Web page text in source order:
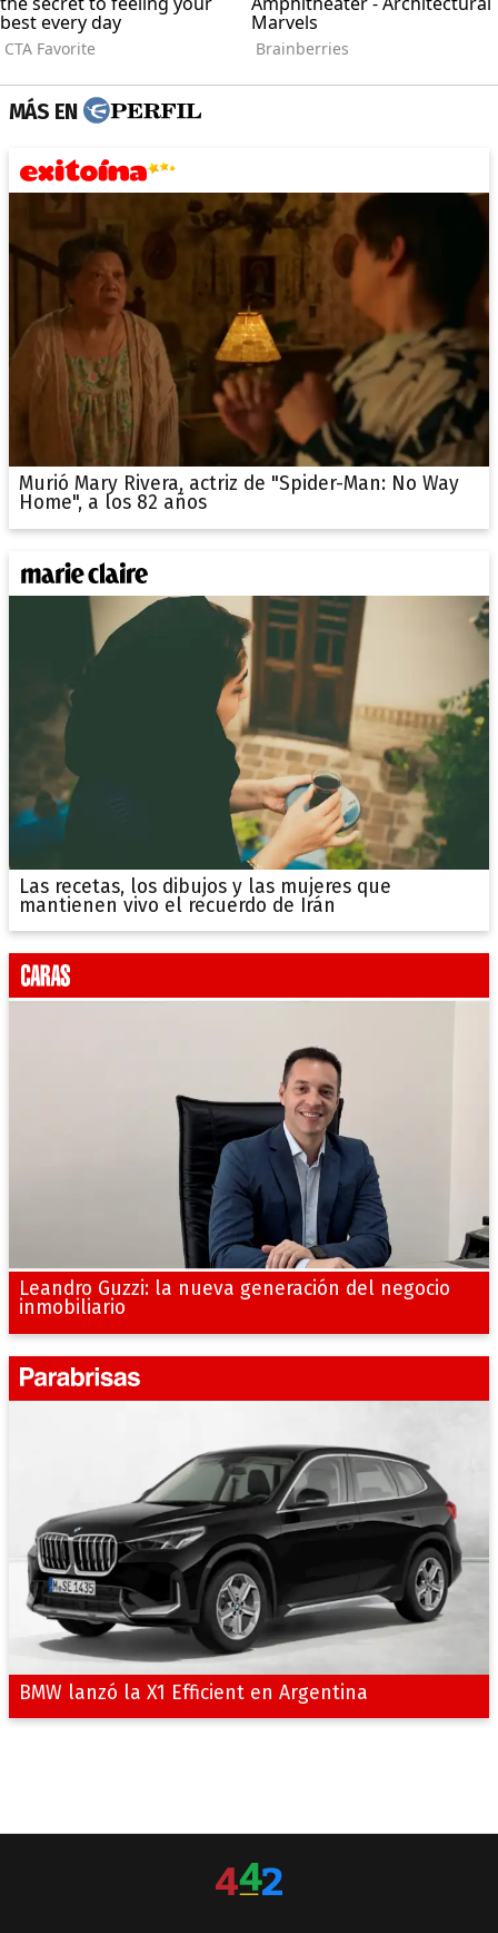
MÁS EN
Murió Mary Rivera, actriz de "Spider-Man: No Way
Home", a los 82 años
Las recetas, los dibujos y las mujeres que
mantienen vivo el recuerdo de Irán
Leandro Guzzi: la nueva generación del negocio
inmobiliario
BMW lanzó la X1 Efficient en Argentina